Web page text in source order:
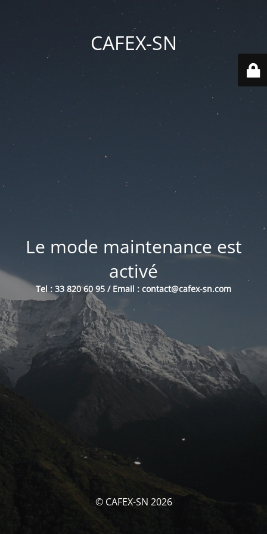
CAFEX-SN
Le mode maintenance est
activé
Tel : 33 820 60 95 / Email : contact@cafex-sn.com
© CAFEX-SN 2026